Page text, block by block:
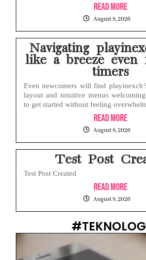
Read More
August 8, 2026
Navigating
like a breeze
timers
Even newcomers will find
layout and intuitive menus
to get started without feeling
Read More
August 8, 2026
Test Post
Test Post Created
Read More
August 8, 2026